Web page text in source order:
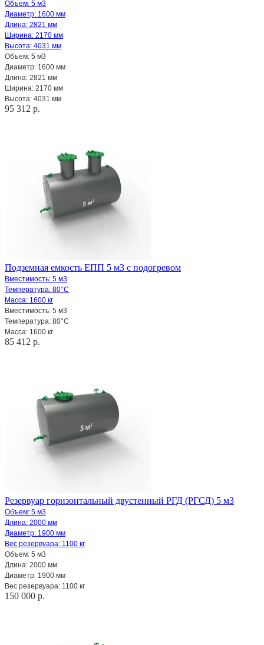
Объем: 5 м3
Диаметр: 1600 мм
Длина: 2821 мм
Ширина: 2170 мм
Высота: 4031 мм
Объем: 5 м3
Диаметр: 1600 мм
Длина: 2821 мм
Ширина: 2170 мм
Высота: 4031 мм
95 312 р.
Подземная емкость ЕПП 5 м3 с подогревом
Вместимость: 5 м3
Температура: 80°С
Масса: 1600 кг
Вместимость: 5 м3
Температура: 80°С
Масса: 1600 кг
85 412 р.
Резервуар горизонтальный двустенный РГД (РГСД) 5 м3
Объем: 5 м3
Длина: 2000 мм
Диаметр: 1900 мм
Вес резервуара: 1100 кг
Объем: 5 м3
Длина: 2000 мм
Диаметр: 1900 мм
Вес резервуара: 1100 кг
150 000 р.